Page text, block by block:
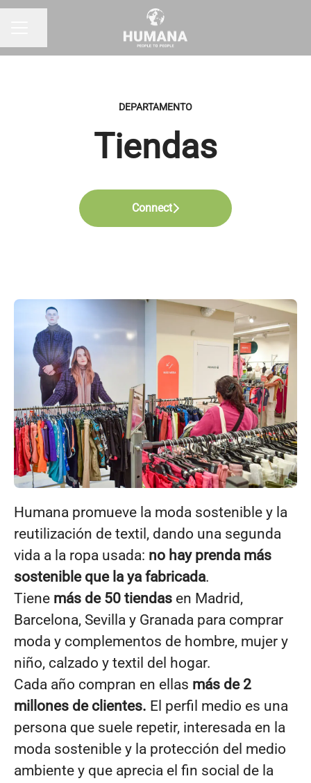
DEPARTAMENTO
Tiendas
Connect
Humana promueve la moda sostenible y la
reutilización de textil, dando una segunda
vida a la ropa usada: no hay prenda más
sostenible que la ya fabricada.
Tiene más de 50 tiendas en Madrid,
Barcelona, Sevilla y Granada para comprar
moda y complementos de hombre, mujer y
niño, calzado y textil del hogar.
Cada año compran en ellas más de 2
millones de clientes. El perfil medio es una
persona que suele repetir, interesada en la
moda sostenible y la protección del medio
ambiente y que aprecia el fin social de la